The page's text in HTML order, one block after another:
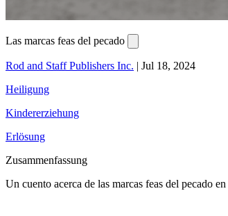
Las marcas feas del pecado
Rod and Staff Publishers Inc. | Jul 18, 2024
Heiligung
Kindererziehung
Erlösung
Zusammenfassung
Un cuento acerca de las marcas feas del pecado